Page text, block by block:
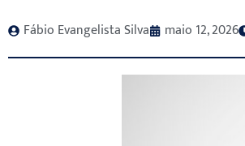
Fábio Evangelista Silva maio 12, 2026